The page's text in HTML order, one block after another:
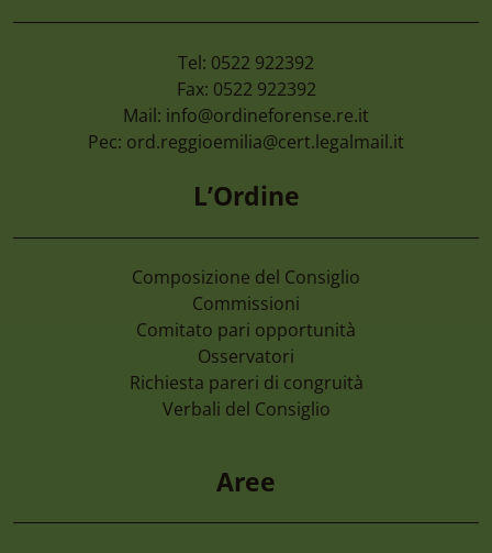
Tel: 0522 922392
Fax: 0522 922392
Mail: info@ordineforense.re.it
Pec: ord.reggioemilia@cert.legalmail.it
L’Ordine
Composizione del Consiglio
Commissioni
Comitato pari opportunità
Osservatori
Richiesta pareri di congruità
Verbali del Consiglio
Aree